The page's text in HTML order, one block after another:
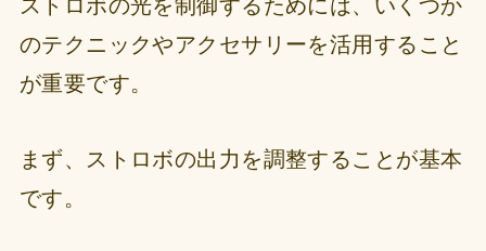
ストロボの光を制御するためには、いくつか
のテクニックやアクセサリーを活用すること
が重要です。
まず、ストロボの出力を調整することが基本
です。